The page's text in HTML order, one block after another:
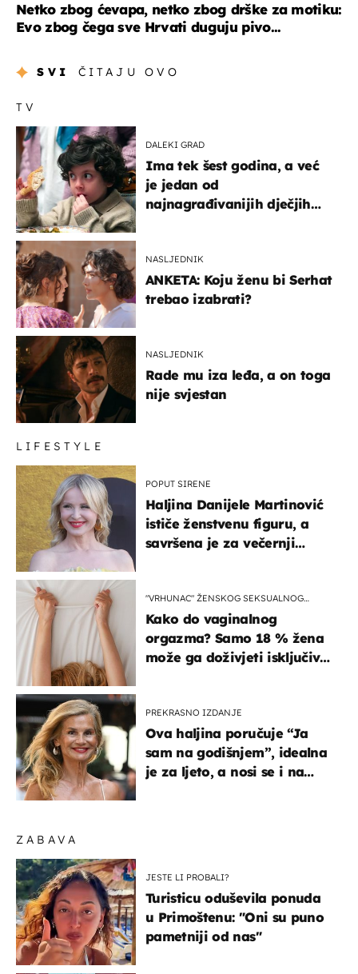
Netko zbog ćevapa, netko zbog drške za motiku:
Evo zbog čega sve Hrvati duguju pivo...
SVI ČITAJU OVO
ZABAVA
JESTE LI PROBALI?
Turisticu oduševila ponuda
u Primoštenu: "Oni su puno
pametniji od nas"
TV
DALEKI GRAD
Ima tek šest godina, a već
je jedan od
najnagrađivanijih dječjih
NASLJEDNIK
ANKETA: Koju ženu bi Serhat
trebao izabrati?
NASLJEDNIK
Rade mu iza leđa, a on toga
nije svjestan
LIFESTYLE
POPUT SIRENE
Haljina Danijele Martinović
ističe ženstvenu figuru, a
savršena je za večernji
"VRHUNAC" ŽENSKOG SEKSUALNOG
Kako do vaginalnog
orgazma? Samo 18 % žena
može ga doživjeti isključivo
PREKRASNO IZDANJE
Ova haljina poručuje “Ja
sam na godišnjem”, idealna
je za ljeto, a nosi se i na